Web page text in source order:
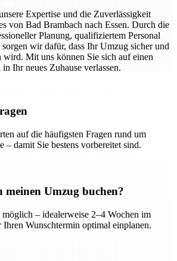
Expertise und die Zuverlässigkeit
von Bad Brambach nach Essen. Durch die
Planung, qualifiziertem Personal
wir dafür, dass Ihr Umzug sicher und
wird. Mit uns können Sie sich auf einen
Ihr neues Zuhause verlassen.
auf die häufigsten Fragen rund um
– damit Sie bestens vorbereitet sind.
meinen Umzug buchen?
– idealerweise 2–4 Wochen im
Wunschtermin optimal einplanen.